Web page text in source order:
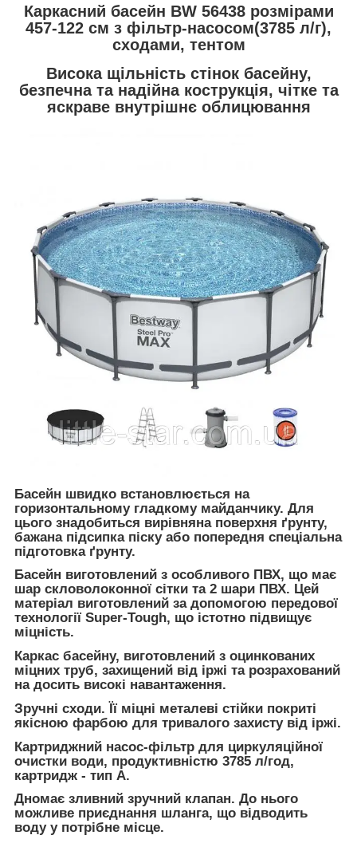
Каркасний басейн BW 56438 розмірами
457-122 см з фільтр-насосом(3785 л/г),
сходами, тентом
Висока щільність стінок басейну,
безпечна та надійна кострукція, чітке та
яскраве внутрішнє облицювання
Басейн швидко встановлюється на
горизонтальному гладкому майданчику. Для
цього знадобиться вирівняна поверхня ґрунту,
бажана підсипка піску або попередня спеціальна
підготовка ґрунту.
Басейн виготовлений з особливого ПВХ, що має
шар скловолоконної сітки та 2 шари ПВХ. Цей
матеріал виготовлений за допомогою передової
технології Super-Tough, що істотно підвищує
міцність.
Каркас басейну, виготовлений з оцинкованих
міцних труб, захищений від іржі та розрахований
на досить високі навантаження.
Зручні сходи. Її міцні металеві стійки покриті
якісною фарбою для тривалого захисту від іржі.
Картриджний насос-фільтр для циркуляційної
очистки води, продуктивністю 3785 л/год,
картридж - тип A.
Дномає зливний зручний клапан. До нього
можливе приєднання шланга, що відводить
воду у потрібне місце.